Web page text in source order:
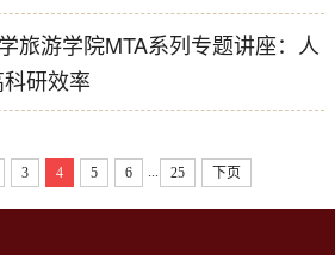
旅游学院MTA系列专题讲座：人
研效率
3 4 5 6 25 下页